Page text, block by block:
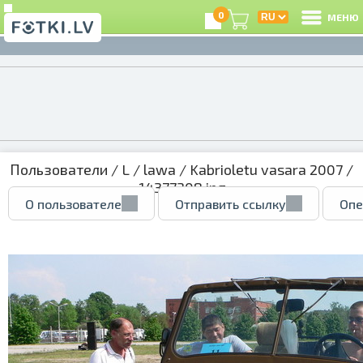
0 МЕНЮ
Пользователи / L / lawa / Kabrioletu vasara 2007 /
14377308.jpg
О пользователе Отправить ссылку